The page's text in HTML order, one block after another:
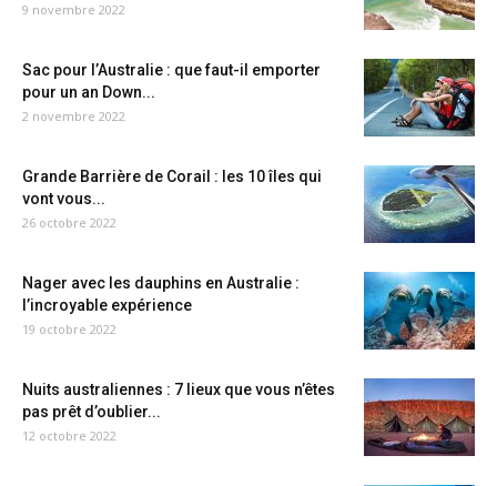
9 novembre 2022
Sac pour l’Australie : que faut-il emporter
pour un an Down...
2 novembre 2022
Grande Barrière de Corail : les 10 îles qui
vont vous...
26 octobre 2022
Nager avec les dauphins en Australie :
l’incroyable expérience
19 octobre 2022
Nuits australiennes : 7 lieux que vous n’êtes
pas prêt d’oublier...
12 octobre 2022